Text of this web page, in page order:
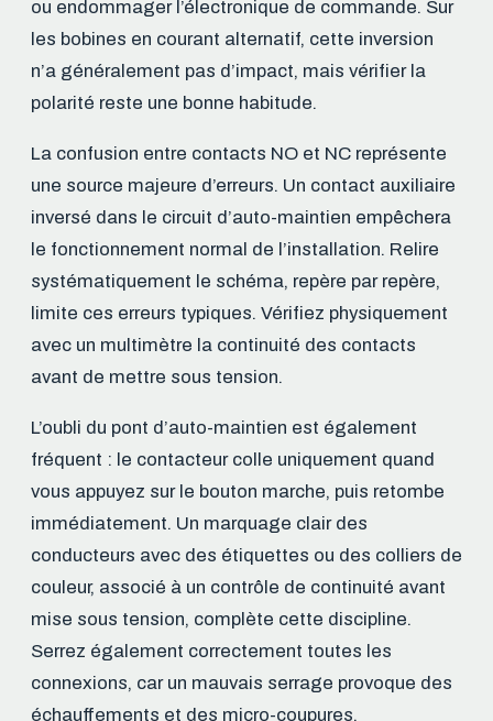
ou endommager l’électronique de commande. Sur
les bobines en courant alternatif, cette inversion
n’a généralement pas d’impact, mais vérifier la
polarité reste une bonne habitude.
La confusion entre contacts NO et NC représente
une source majeure d’erreurs. Un contact auxiliaire
inversé dans le circuit d’auto-maintien empêchera
le fonctionnement normal de l’installation. Relire
systématiquement le schéma, repère par repère,
limite ces erreurs typiques. Vérifiez physiquement
avec un multimètre la continuité des contacts
avant de mettre sous tension.
L’oubli du pont d’auto-maintien est également
fréquent : le contacteur colle uniquement quand
vous appuyez sur le bouton marche, puis retombe
immédiatement. Un marquage clair des
conducteurs avec des étiquettes ou des colliers de
couleur, associé à un contrôle de continuité avant
mise sous tension, complète cette discipline.
Serrez également correctement toutes les
connexions, car un mauvais serrage provoque des
échauffements et des micro-coupures.